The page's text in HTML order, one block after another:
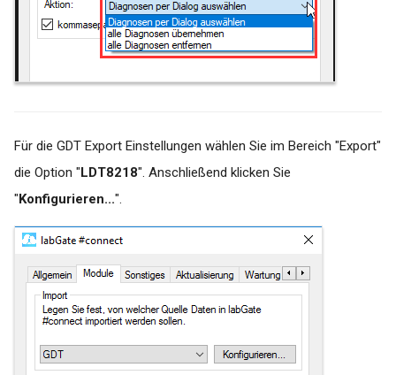
Für die GDT Export Einstellungen wählen Sie im Bereich "Export"
die Option "LDT8218". Anschließend klicken Sie
"Konfigurieren...".